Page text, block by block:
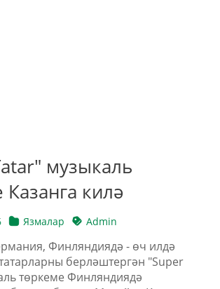
музыкаль
килә
Язмалар Admin
Финляндиядә - өч илдә
берләштергән "Super
төркеме Финляндиядә